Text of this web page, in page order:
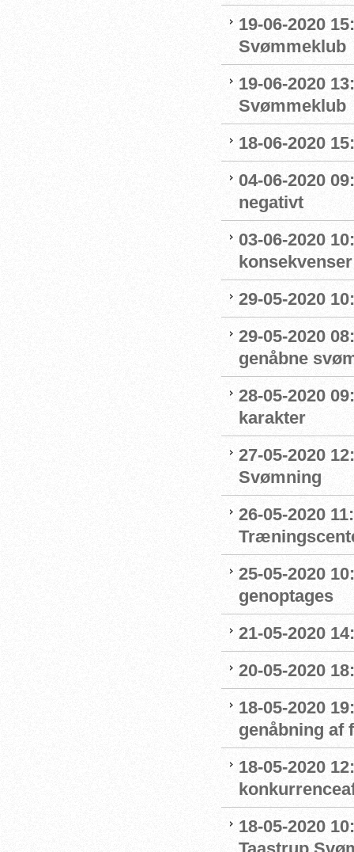
19-06-2020
Svømmeklub
19-06-2020
Svømmeklub
18-06-2020
04-06-2020
negativt
03-06-2020
29-05-2020
29-05-2020
genåbne
28-05-2020
karakter
27-05-2020
Svømning
26-05-2020
25-05-2020
genoptages
21-05-2020
20-05-2020
18-05-2020
genåbning af
18-05-2020
18-05-2020